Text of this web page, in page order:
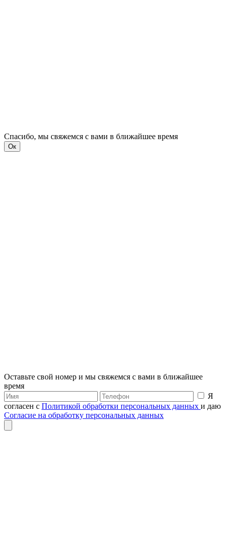
Спасибо, мы свяжемся с вами в ближайшее время
Ок
Оставьте свой номер и мы свяжемся с вами в ближайшее
время
Я
согласен с Политикой обработки персональных данных и даю
Согласие на обработку персональных данных